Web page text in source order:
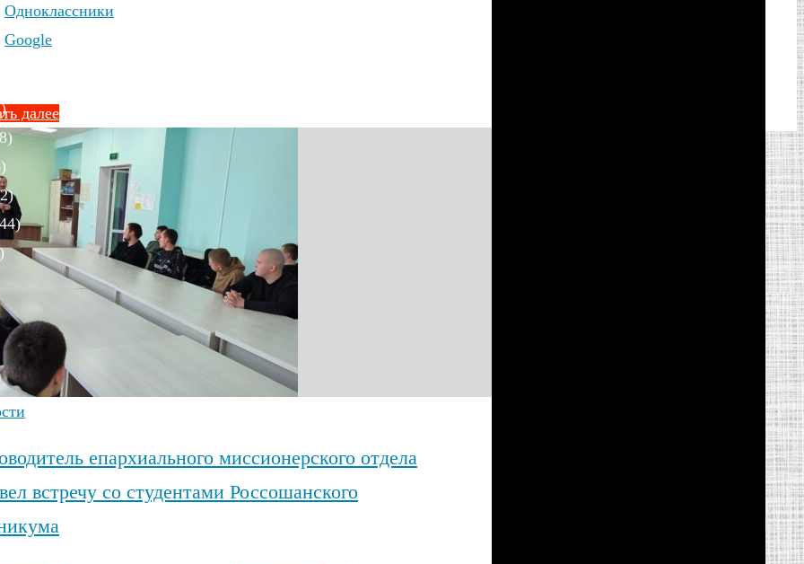
Одноклассники
Google
далее
епархиального миссионерского отдела
встречу со студентами Россошанского